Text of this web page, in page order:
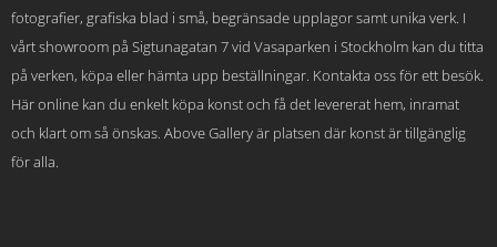
fotografier, grafiska blad i små, begränsade upplagor samt unika verk. I
vårt showroom på Sigtunagatan 7 vid Vasaparken i Stockholm kan du titta
på verken, köpa eller hämta upp beställningar. Kontakta oss för ett besök.
Här online kan du enkelt köpa konst och få det levererat hem, inramat
och klart om så önskas. Above Gallery är platsen där konst är tillgänglig
för alla.